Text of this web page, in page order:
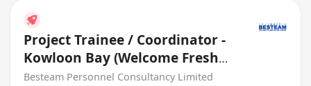
Project Trainee / Coordinator -
Kowloon Bay (Welcome Fresh
Graduate) 18K - 19K
Besteam Personnel Consultancy Limited